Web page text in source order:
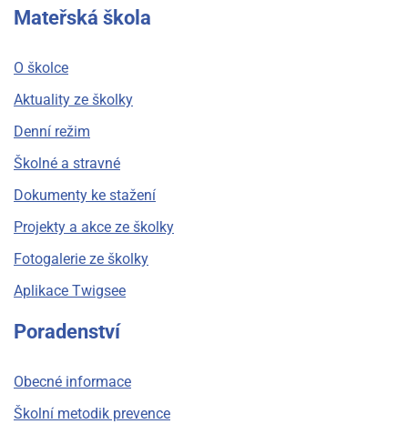
Mateřská škola
O školce
Aktuality ze školky
Denní režim
Školné a stravné
Dokumenty ke stažení
Projekty a akce ze školky
Fotogalerie ze školky
Aplikace Twigsee
Poradenství
Obecné informace
Školní metodik prevence